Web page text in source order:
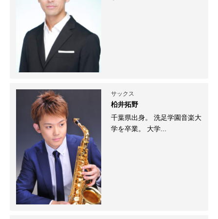
サックス
柗井拓野
千葉県出身。 洗足学園音楽大
学を卒業。 大学...